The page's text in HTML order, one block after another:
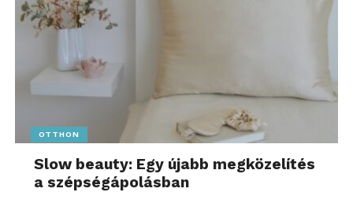
OTTHON
Slow beauty: Egy újabb megközelítés
a szépségápolásban